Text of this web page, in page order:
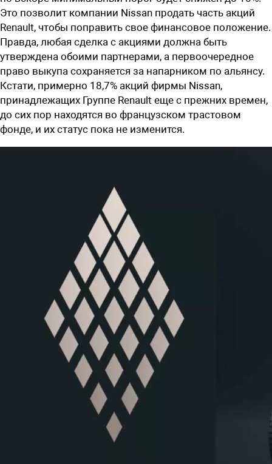
Это позволит компании Nissan продать часть акций
Renault, чтобы поправить свое финансовое положение.
Правда, любая сделка с акциями должна быть
утверждена обоими партнерами, а первоочередное
право выкупа сохраняется за напарником по альянсу.
Кстати, примерно 18,7% акций фирмы Nissan,
принадлежащих Группе Renault еще с прежних времен,
до сих пор находятся во французском трастовом
фонде, и их статус пока не изменится.